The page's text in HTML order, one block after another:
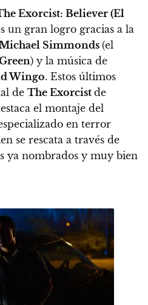
Exorcist: Believer (El
un gran logro gracias a la
Simmonds (el
) y la música de
Wingo. Estos últimos
de The Exorcist de
el montaje del
en terror
se rescata a través de
ya nombrados y muy bien